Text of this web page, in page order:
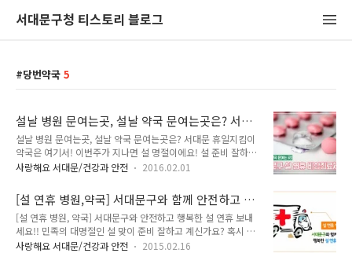
서대문구청 티스토리 블로그
당번약국 5
설날 병원 문여는곳, 설날 약국 문여는곳은? 서대
문 휴일지킴이약국은 여기서!
설날 병원 문여는곳, 설날 약국 문여는곳은? 서대문 휴일지킴이
약국은 여기서! 이번주가 지나면 설 명절이에요! 설 준비 잘하고
계신가요? 2016년 설 연휴는 총 5일간의 휴일이 주어집니다. 휴
떻하지? 병원, 약국이 문은 열었을까? 이런 고민을 TONG지기
가 해결해 드릴게요. 서대문구는 구민들이 건강하고 안전하게 연
휴를 보낼 수 있도록 2016년 2월 6일(토)부터 2월10일(수)까지
5일간 비상진료체계를 운영합니다. 서대문보건소는 연휴기간
중 진료공백을 방지하기 위해 당직의료기관 및 휴일지킴이 약국
사랑해요 서대문/건강과 안전 2016.02.01
[설 연휴 병원,약국] 서대문구와 함께 안전하고 행
복한 설 연휴 보내세요!!
[설 연휴 병원, 약국] 서대문구와 안전하고 행복한 설 연휴 보내
세요!! 민족의 대명절인 설 맞이 준비 잘하고 계신가요? 혹시 설
연휴에 감기라도 걸리면 어떻하지..? 비상 상황이 생기면 어떻하
사랑해요 서대문/건강과 안전 2015.02.16